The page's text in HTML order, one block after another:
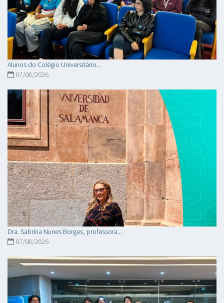
Alunos do Colégio Universitário...
07/08/2026
Dra. Sabrina Nunes Borges, professora...
07/08/2026